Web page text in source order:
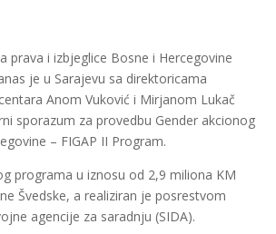
prava i izbjeglice Bosne i Hercegovine
je u Sarajevu sa direktoricama
Anom Vuković i Mirjanom Lukač
sporazum za provedbu Gender akcionog
– FIGAP II Program.
programa u iznosu od 2,9 miliona KM
Švedske, a realiziran je posrestvom
agencije za saradnju (SIDA).